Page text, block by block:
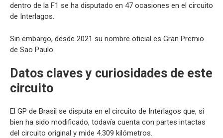
dentro de la F1 se ha disputado en 47 ocasiones en el circuito
de Interlagos.
Sin embargo, desde 2021 su nombre oficial es Gran Premio
de Sao Paulo.
Datos claves y curiosidades de este
circuito
El GP de Brasil se disputa en el circuito de Interlagos que, si
bien ha sido modificado, todavía cuenta con partes intactas
del circuito original y mide 4.309 kilómetros.